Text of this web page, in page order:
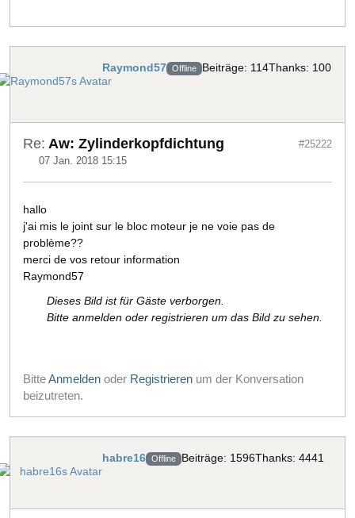
Raymond57 Offline Beiträge: 114Thanks: 100
Re: Aw: Zylinderkopfdichtung
07 Jan. 2018 15:15
#25222
hallo
j'ai mis le joint sur le bloc moteur je ne voie pas de
problème??
merci de vos retour information
Raymond57
Dieses Bild ist für Gäste verborgen.
Bitte anmelden oder registrieren um das Bild zu sehen.
BitteAnmelden oder Registrieren um der Konversation
beizutreten.
habre16 Offline Beiträge: 1596Thanks: 4441